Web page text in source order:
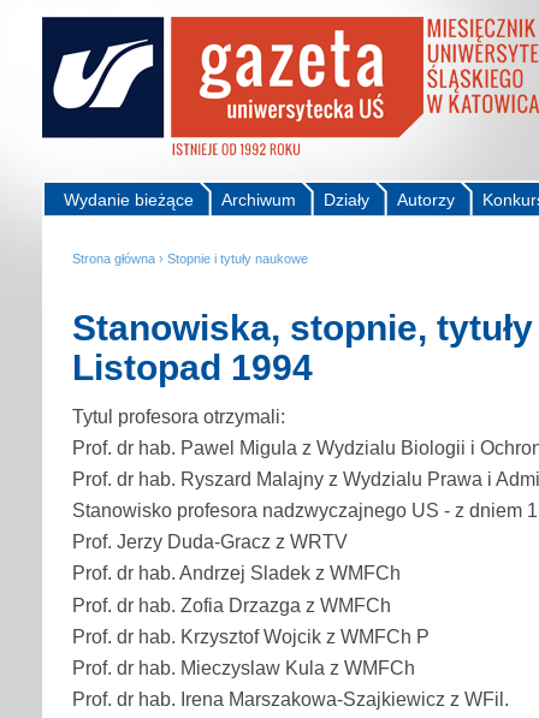
Autorzy
Działy
Archiwum
Wydanie bieżące
Strona główna › Stopnie i tytuły naukowe
Stanowiska, stopnie,
Listopad 1994
Tytul profesora otrzymali:
Prof. dr hab. Pawel Migula z Wydzialu Biologii i
Prof. dr hab. Ryszard Malajny z Wydzialu Prawa i
Stanowisko profesora nadzwyczajnego US - z dniem
Prof. Jerzy Duda-Gracz z WRTV
Prof. dr hab. Andrzej Sladek z WMFCh
Prof. dr hab. Zofia Drzazga z WMFCh
Prof. dr hab. Krzysztof Wojcik z WMFCh P
Prof. dr hab. Mieczyslaw Kula z WMFCh
Prof. dr hab. Irena Marszakowa-Szajkiewicz z WFil.